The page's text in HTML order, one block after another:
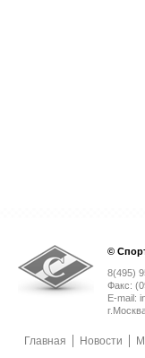
©
8(495)
Факс:
E-mail:
Главная Новости